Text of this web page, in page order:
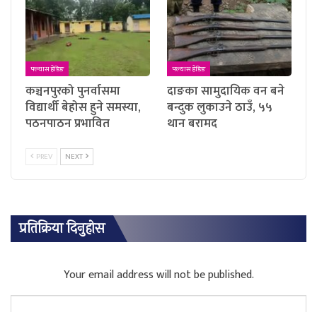
फ्ल्यास हेडिङ
कञ्चनपुरको पुनर्वासमा
विद्यार्थी बेहोस हुने समस्या,
पठनपाठन प्रभावित
फ्ल्यास हेडिङ
दाङका सामुदायिक वन बने
बन्दुक लुकाउने ठाउँ, ५५
थान बरामद
PREV NEXT
प्रतिक्रिया दिनुहोस
Your email address will not be published.